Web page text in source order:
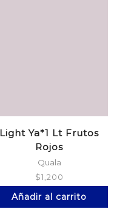
Light Ya*1 Lt Frutos
Rojos
Quala
$1,200
Añadir al carrito